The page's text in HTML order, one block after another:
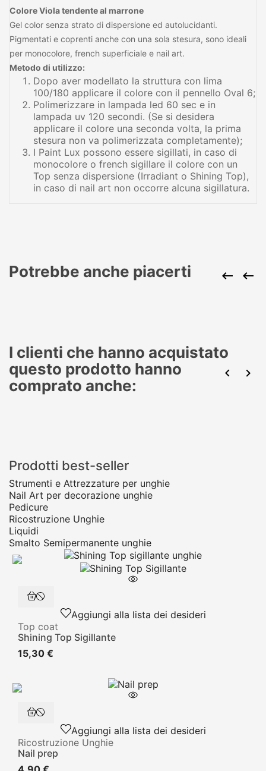
Colore Viola tendente al marrone
Gel color senza strato di dispersione ed autolucidanti.
Pigmentati e coprenti anche con una sola stesura, sono ideali
per monocolore, french superficiale e nail art.
Metodo di utilizzo:
Dopo aver modellato la struttura con lima
100/180 applicare il colore con il pennello Oval 6;
Polimerizzare in lampada led 60 sec e in
lampada uv 120 secondi. (Se si desidera
applicare il colore una seconda volta, la prima
stesura non va polimerizzata completamente);
I Paint Lux possono essere sigillati, in caso di
monocolore o french sigillare il colore con un
Top senza dispersione (Irradiant o Shining Top),
in caso di nail art non occorre alcuna sigillatura.
Potrebbe anche piacerti  
I clienti che hanno acquistato
questo prodotto hanno
comprato anche:
 
Prodotti best-seller
Strumenti e Attrezzature per unghie
Nail Art per decorazione unghie
Pedicure
Ricostruzione Unghie
Liquidi
Smalto Semipermanente unghie
Aggiungi alla lista dei desideri
Top coat
Shining Top Sigillante
15,30 €
Aggiungi alla lista dei desideri
Ricostruzione Unghie
Nail prep